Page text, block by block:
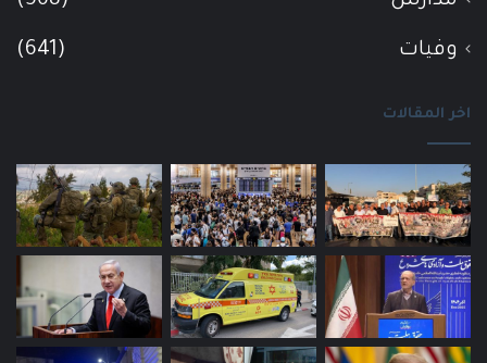
وفيات (641)
اخر المقالات